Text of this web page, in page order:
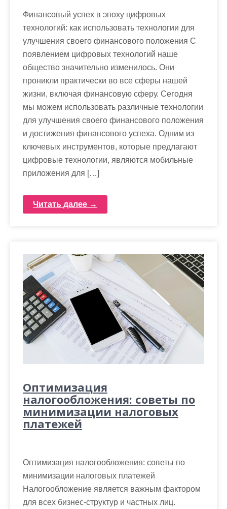
Финансовый успех в эпоху цифровых
технологий: как использовать технологии для
улучшения своего финансового положения С
появлением цифровых технологий наше
общество значительно изменилось. Они
проникли практически во все сферы нашей
жизни, включая финансовую сферу. Сегодня
мы можем использовать различные технологии
для улучшения своего финансового положения
и достижения финансового успеха. Одним из
ключевых инструментов, которые предлагают
цифровые технологии, являются мобильные
приложения для […]
Читать далее →
Оптимизация
налогообложения: советы по
минимизации налоговых
платежей
Оптимизация налогообложения: советы по
минимизации налоговых платежей
Налогообложение является важным фактором
для всех бизнес-структур и частных лиц.